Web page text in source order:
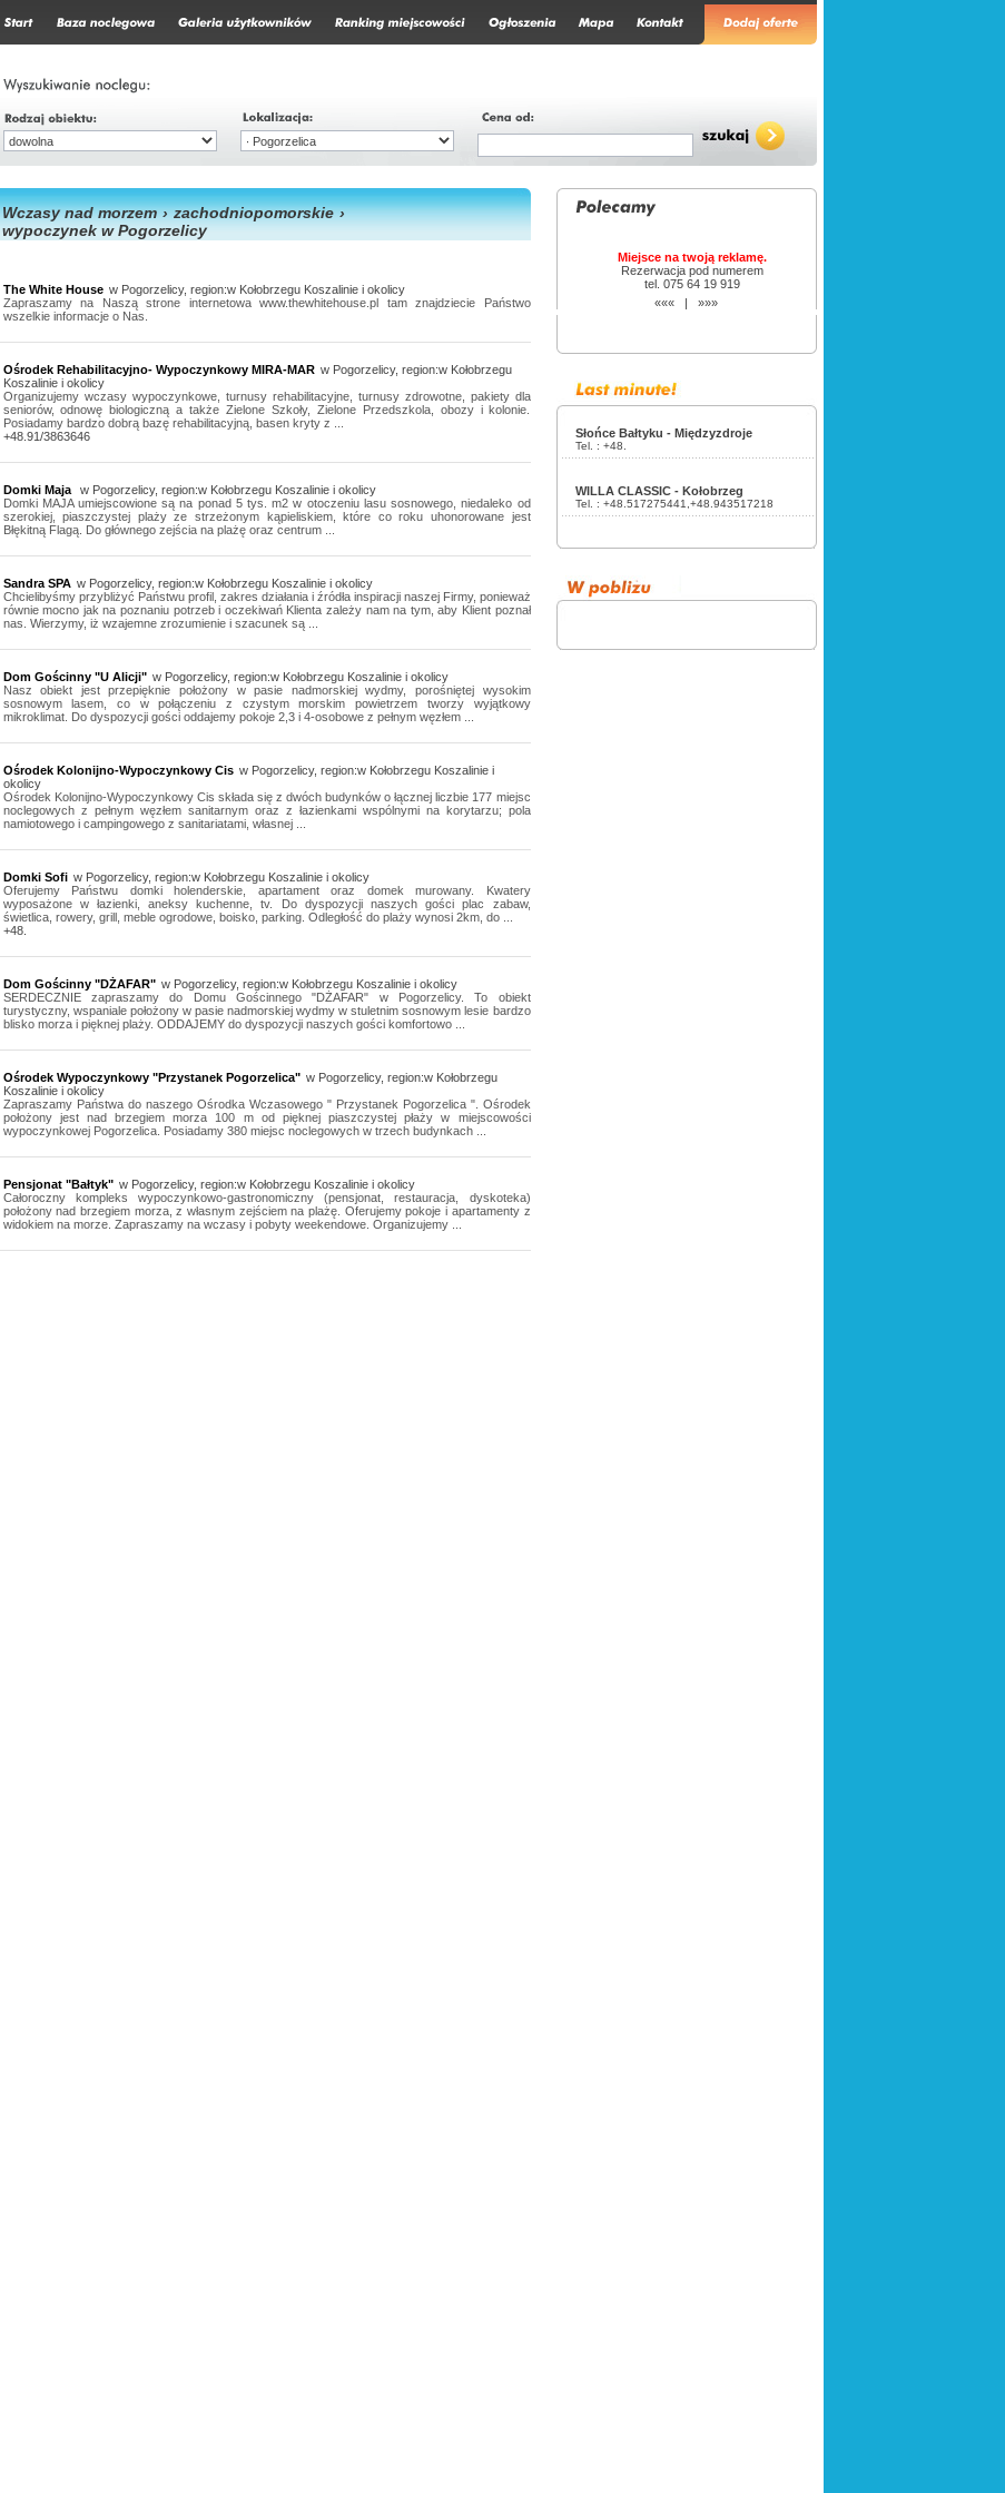
Wczasy nad morzem › zachodniopomorskie ›
wypoczynek w Pogorzelicy
The White House w Pogorzelicy, region:w Kołobrzegu Koszalinie i okolicy
Zapraszamy na Naszą strone internetowa www.thewhitehouse.pl tam znajdziecie Państwo
wszelkie informacje o Nas.
Ośrodek Rehabilitacyjno- Wypoczynkowy MIRA-MAR w Pogorzelicy, region:w Kołobrzegu
Koszalinie i okolicy
Organizujemy wczasy wypoczynkowe, turnusy rehabilitacyjne, turnusy zdrowotne, pakiety dla
seniorów, odnowę biologiczną a także Zielone Szkoły, Zielone Przedszkola, obozy i kolonie.
Posiadamy bardzo dobrą bazę rehabilitacyjną, basen kryty z ...
+48.91/3863646
Domki Maja
w Pogorzelicy, region:w Kołobrzegu Koszalinie i okolicy
Domki MAJA umiejscowione są na ponad 5 tys. m2 w otoczeniu lasu sosnowego, niedaleko od
szerokiej, piaszczystej plaży ze strzeżonym kąpieliskiem, które co roku uhonorowane jest
Błękitną Flagą. Do głównego zejścia na plażę oraz centrum ...
Sandra SPA w Pogorzelicy, region:w Kołobrzegu Koszalinie i okolicy
Chcielibyśmy przybliżyć Państwu profil, zakres działania i źródła inspiracji naszej Firmy, ponieważ
równie mocno jak na poznaniu potrzeb i oczekiwań Klienta zależy nam na tym, aby Klient poznał
nas. Wierzymy, iż wzajemne zrozumienie i szacunek są ...
Dom Gościnny "U Alicji" w Pogorzelicy, region:w Kołobrzegu Koszalinie i okolicy
Nasz obiekt jest przepięknie położony w pasie nadmorskiej wydmy, porośniętej wysokim
sosnowym lasem, co w połączeniu z czystym morskim powietrzem tworzy wyjątkowy
mikroklimat. Do dyspozycji gości oddajemy pokoje 2,3 i 4-osobowe z pełnym węzłem ...
Ośrodek Kolonijno-Wypoczynkowy Cis w Pogorzelicy, region:w Kołobrzegu Koszalinie i
okolicy
Ośrodek Kolonijno-Wypoczynkowy Cis składa się z dwóch budynków o łącznej liczbie 177 miejsc
noclegowych z pełnym węzłem sanitarnym oraz z łazienkami wspólnymi na korytarzu; pola
namiotowego i campingowego z sanitariatami, własnej ...
Domki Sofi w Pogorzelicy, region:w Kołobrzegu Koszalinie i okolicy
Oferujemy Państwu domki holenderskie, apartament oraz domek murowany. Kwatery
wyposażone w łazienki, aneksy kuchenne, tv. Do dyspozycji naszych gości plac zabaw,
świetlica, rowery, grill, meble ogrodowe, boisko, parking. Odległość do plaży wynosi 2km, do ...
+48.
Dom Gościnny "DŻAFAR" w Pogorzelicy, region:w Kołobrzegu Koszalinie i okolicy
SERDECZNIE zapraszamy do Domu Gościnnego "DŻAFAR" w Pogorzelicy. To obiekt
turystyczny, wspaniale położony w pasie nadmorskiej wydmy w stuletnim sosnowym lesie bardzo
blisko morza i pięknej plaży. ODDAJEMY do dyspozycji naszych gości komfortowo ...
Ośrodek Wypoczynkowy "Przystanek Pogorzelica" w Pogorzelicy, region:w Kołobrzegu
Koszalinie i okolicy
Zapraszamy Państwa do naszego Ośrodka Wczasowego " Przystanek Pogorzelica ". Ośrodek
położony jest nad brzegiem morza 100 m od pięknej piaszczystej płaży w miejscowości
wypoczynkowej Pogorzelica. Posiadamy 380 miejsc noclegowych w trzech budynkach ...
Pensjonat "Bałtyk" w Pogorzelicy, region:w Kołobrzegu Koszalinie i okolicy
Całoroczny kompleks wypoczynkowo-gastronomiczny (pensjonat, restauracja, dyskoteka)
położony nad brzegiem morza, z własnym zejściem na plażę. Oferujemy pokoje i apartamenty z
widokiem na morze. Zapraszamy na wczasy i pobyty weekendowe. Organizujemy ...
Miejsce na twoją reklamę.
Rezerwacja pod numerem
tel. 075 64 19 919
««« | »»»
Słońce Bałtyku - Międzyzdroje
Tel. : +48.
WILLA CLASSIC - Kołobrzeg
Tel. : +48.517275441,+48.943517218